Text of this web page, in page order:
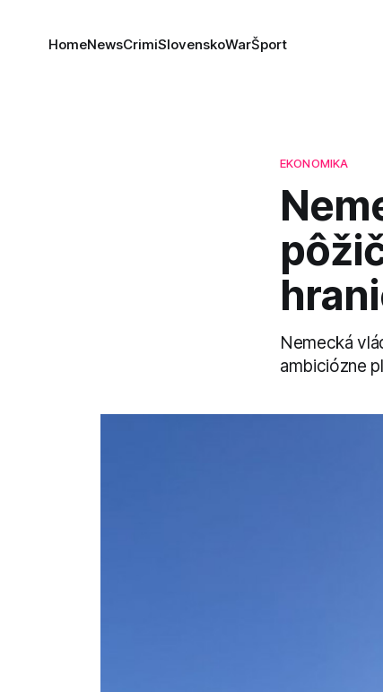
HomeNewsCrimiSlovenskoWarŠport
EKONOMIKA
Nemecká
ambiciózne